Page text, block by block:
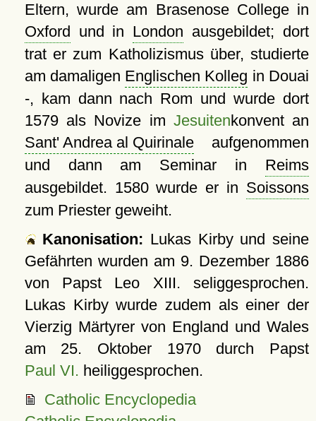
Eltern, wurde am Brasenose College in
Oxford und in London ausgebildet; dort
trat er zum Katholizismus über, studierte
am damaligen Englischen Kolleg in Douai
-, kam dann nach Rom und wurde dort
1579 als Novize im Jesuitenkonvent an
Sant' Andrea al Quirinaleaufgenommen
und dann am Seminar in Reims
ausgebildet. 1580 wurde er in Soissons
zum Priester geweiht.
Kanonisation: Lukas Kirby und seine
Gefährten wurden am 9. Dezember 1886
von Papst Leo XIII. seliggesprochen.
Lukas Kirby wurde zudem als einer der
Vierzig Märtyrer von England und Wales
am 25. Oktober 1970durch Papst
Paul VI. heiliggesprochen.
Catholic Encyclopedia